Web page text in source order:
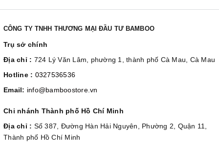
CÔNG TY TNHH THƯƠNG MẠI ĐẦU TƯ BAMBOO
Trụ sở chính
Địa chỉ : 724 Lý Văn Lâm, phường 1, thành phố Cà Mau, Cà Mau
Hotline : 0327536536
Email: info@bamboostore.vn
Chi nhánh Thành phố Hồ Chí Minh
Địa chỉ : Số 387, Đường Hàn Hải Nguyên, Phường 2, Quận 11,
Thành phố Hồ Chí Minh